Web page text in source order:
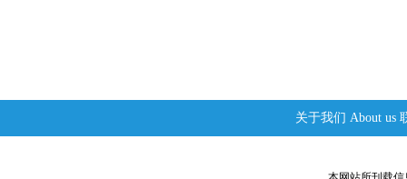
关于我们 About us